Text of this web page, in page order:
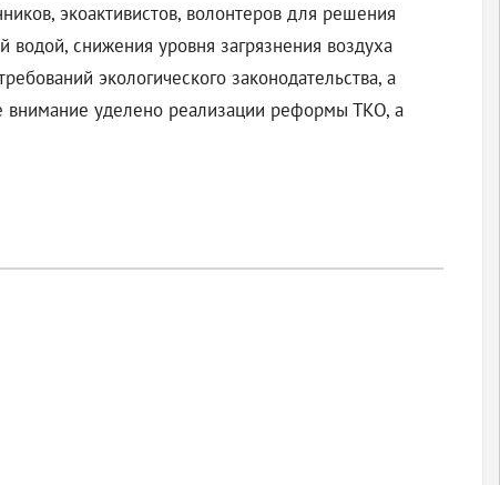
экоактивистов, волонтеров для решения
снижения уровня загрязнения воздуха
экологического законодательства, а
внимание уделено реализации реформы ТКО, а